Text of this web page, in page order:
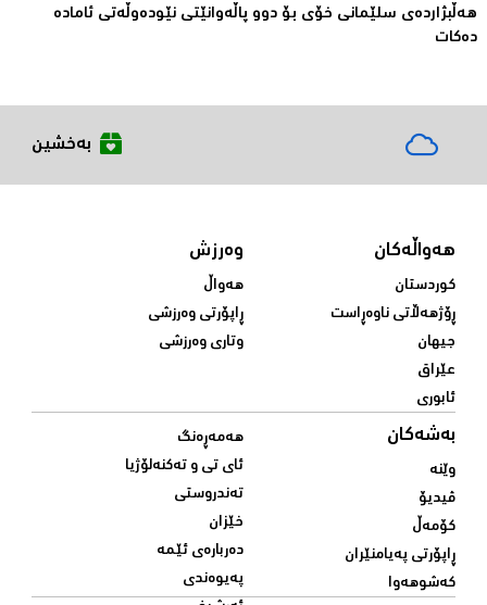
هه‌ڵبژارده‌ی‌ سلێمانی‌ خۆی‌ بۆ دوو پاڵه‌وانێتی‌ نێوده‌وڵه‌تی‌ ئاماده‌
ده‌كات
بەخشین
هەواڵەکان
کوردستان
ڕۆژهەڵاتی ناوەڕاست
جیهان
عێراق
ئابوری
وەرزش
هەواڵ
ڕاپۆرتی وەرزشی
وتاری وەرزشی
بەشەکان
وێنە
ڤیدیۆ
کۆمەڵ
ڕاپۆرتی پەیامنێران
کەشوهەوا
هەمەڕەنگ
ئای تی و تەکنەلۆژیا
تەندروستی
خێزان
دەربارەی ئێمە
پەیوەندی